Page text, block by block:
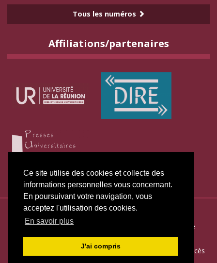
Ce site utilise des cookies et collecte des
informations personnelles vous concernant.
En poursuivant votre navigation, vous
acceptez l'utilisation des cookies.
En savoir plus
J'ai compris
Tous les numéros
Affiliations/partenaires
ISSN électronique 2271-3131
Plan du site—Politique de publication
Politique de
confidentialité—Déclaration d’éthique
Créé et hébergé par Chapitre 9—
Accès